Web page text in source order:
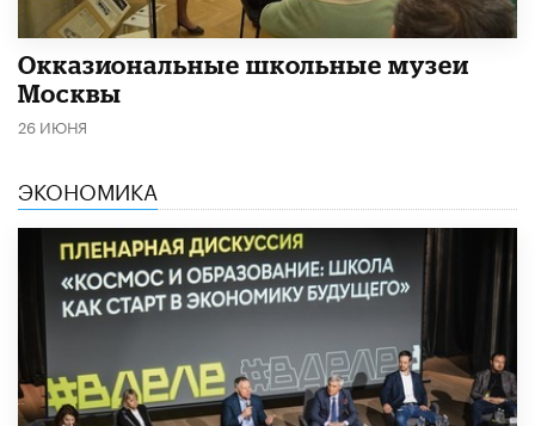
​Окказиональные школьные музеи
Москвы
26 ИЮНЯ
ЭКОНОМИКА